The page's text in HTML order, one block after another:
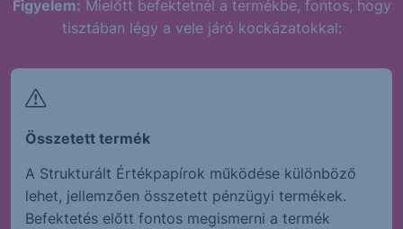
Figyelem: Mielőtt befektetnél a termékbe, fontos, hogy
tisztában légy a vele járó kockázatokkal:
Összetett termék
A Strukturált Értékpapírok működése különböző
lehet, jellemzően összetett pénzügyi termékek.
Befektetés előtt fontos megismerni a termék